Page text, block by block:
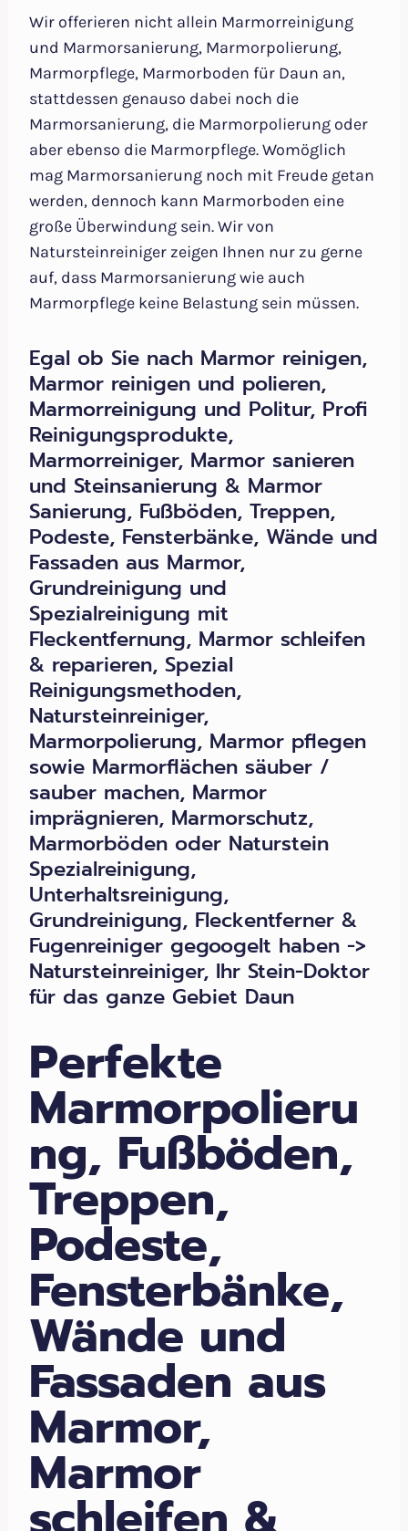
Wir offerieren nicht allein Marmorreinigung
und Marmorsanierung, Marmorpolierung,
Marmorpflege, Marmorboden für Daun an,
stattdessen genauso dabei noch die
Marmorsanierung, die Marmorpolierung oder
aber ebenso die Marmorpflege. Womöglich
mag Marmorsanierung noch mit Freude getan
werden, dennoch kann Marmorboden eine
große Überwindung sein. Wir von
Natursteinreiniger zeigen Ihnen nur zu gerne
auf, dass Marmorsanierung wie auch
Marmorpflege keine Belastung sein müssen.
Egal ob Sie nach Marmor reinigen,
Marmor reinigen und polieren,
Marmorreinigung und Politur, Profi
Reinigungsprodukte,
Marmorreiniger, Marmor sanieren
und Steinsanierung & Marmor
Sanierung, Fußböden, Treppen,
Podeste, Fensterbänke, Wände und
Fassaden aus Marmor,
Grundreinigung und
Spezialreinigung mit
Fleckentfernung, Marmor schleifen
& reparieren, Spezial
Reinigungsmethoden,
Natursteinreiniger,
Marmorpolierung, Marmor pflegen
sowie Marmorflächen säuber /
sauber machen, Marmor
imprägnieren, Marmorschutz,
Marmorböden oder Naturstein
Spezialreinigung,
Unterhaltsreinigung,
Grundreinigung, Fleckentferner &
Fugenreiniger gegoogelt haben ->
Natursteinreiniger, Ihr Stein-Doktor
für das ganze Gebiet Daun
Perfekte
Marmorpolieru
ng, Fußböden,
Treppen,
Podeste,
Fensterbänke,
Wände und
Fassaden aus
Marmor,
Marmor